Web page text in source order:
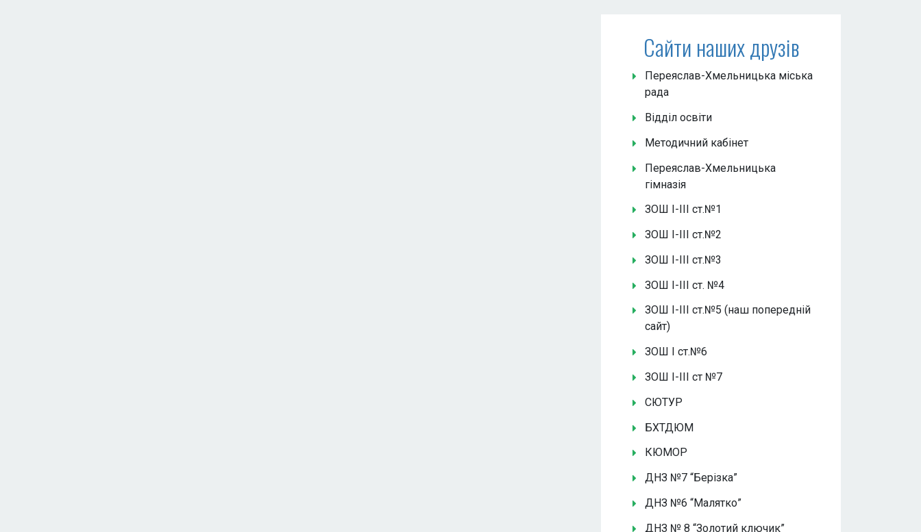
Сайти наших друзів
Переяслав-Хмельницька міська
рада
Відділ освіти
Методичний кабінет
Переяслав-Хмельницька
гімназія
ЗОШ І-ІІІ ст.№1
ЗОШ І-ІІІ ст.№2
ЗОШ І-ІІІ ст.№3
ЗОШ І-ІІІ ст. №4
ЗОШ І-ІІІ ст.№5 (наш попередній
сайт)
ЗОШ І ст.№6
ЗОШ І-ІІІ ст №7
СЮТУР
БХТДЮМ
КЮМОР
ДНЗ №7 “Берізка”
ДНЗ №6 “Малятко”
ДНЗ № 8 “Золотий ключик”